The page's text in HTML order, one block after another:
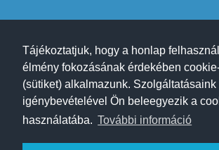
Tájékoztatjuk, hogy a honlap
élmény fokozásának érdekében
(sütiket) alkalmazunk. Szolgáltatásaink
igénybevételével Ön beleegyezik a
használatába. További információ